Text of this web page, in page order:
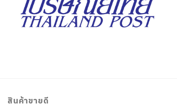
สินค้าขายดี